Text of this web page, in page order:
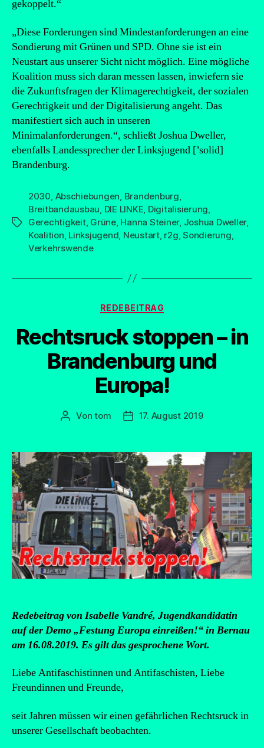
gekoppelt.“
„Diese Forderungen sind Mindestanforderungen an eine
Sondierung mit Grünen und SPD. Ohne sie ist ein
Neustart aus unserer Sicht nicht möglich. Eine mögliche
Koalition muss sich daran messen lassen, inwiefern sie
die Zukunftsfragen der Klimagerechtigkeit, der sozialen
Gerechtigkeit und der Digitalisierung angeht. Das
manifestiert sich auch in unseren
Minimalanforderungen.“, schließt Joshua Dweller,
ebenfalls Landessprecher der Linksjugend [’solid]
Brandenburg.
Schlagwörter
2030 Abschiebungen Brandenburg
Breitbandausbau DIE LINKE Digitalisierung
Gerechtigkeit, Grüne, Hanna Steiner, Joshua Dweller,
Koalition Linksjugend Neustart, r2g ,Sondierung
Verkehrswende
Kategorien
REDEBEITRAG
Rechtsruck stoppen – in
Brandenburg und
Europa!
Beitragsautor
Vontom Beitragsdatum
17. August 2019
Redebeitrag von Isabelle Vandré, Jugendkandidatin
auf der Demo „Festung Europa einreißen!“ in Bernau
am 16.08.2019. Es gilt das gesprochene Wort.
Liebe Antifaschistinnen und Antifaschisten, Liebe
Freundinnen und Freunde,
seit Jahren müssen wir einen gefährlichen Rechtsruck in
unserer Gesellschaft beobachten.